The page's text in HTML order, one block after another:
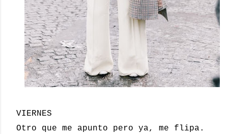
VIERNES
Otro que me apunto pero ya, me flipa.